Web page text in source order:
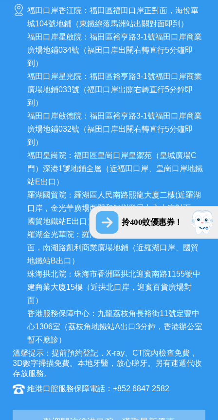
拎400蚊優惠券！
福田口岸香江院：福田區福田口岸正對面，海悅華
城104號地鋪（東鐵線落馬洲站出關對面即到）
福田口岸星啟院：福田區裕亨路3-1號福田口岸商業
廣場地鋪034號（福田口岸出關右轉直行5分鐘即
到）
福田口岸星光院：福田區裕亨路3-1號福田口岸商業
廣場地鋪033號（福田口岸出關右轉直行5分鐘即
到）
福田口岸啟德院：福田區裕亨路3-1號福田口岸商業
廣場地鋪032號（福田口岸出關右轉直行5分鐘即
到）
福田皇崗院：福田區皇崗口岸皇禦苑（皇城廣場C
門）深港1號地鋪全層（近福田口岸、皇崗口岸地鐵
站E出口）
羅湖國貿院：羅湖區人民南路熙龍大廈二樓(近羅湖
口岸，金光華廣場西門和深圳發展中心大廈對面，
國貿地鐵站E出口）
羅湖金光華院：羅湖區國貿金光華廣場東二門對
面，南湖路凱利商業廣場地鋪（近羅湖口岸、國貿
地鐵站B出口）
珠海拱北院：珠海市香洲區拱北迎賓南路1155號中
建商業大廈15樓（近拱北口岸，迎賓百貨廣場對
面）
香港服務保障中心：九龍荔枝角長裕街11號定豐中
心1306室（荔枝角地鐵站A出口3分鐘，香港辦公室
暫不應診）
溫馨提示：提前預約登記，X-ray、CT院內檢查免費，
3D數字掃描免費。本地牙醫，放心睇牙。另有速遞代收
存放服務。
維港口腔服務保障電話：+852 6847 2582